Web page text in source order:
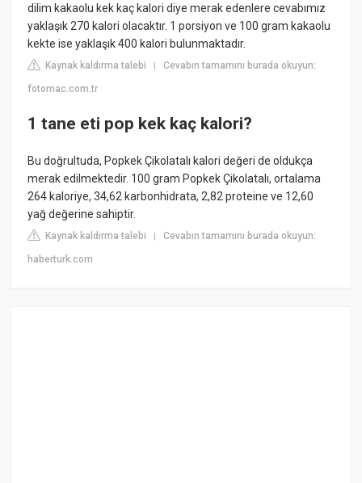
dilim kakaolu kek kaç kalori diye merak edenlere cevabımız
yaklaşık 270 kalori olacaktır. 1 porsiyon ve 100 gram kakaolu
kekte ise yaklaşık 400 kalori bulunmaktadır.
Kaynak kaldırma talebi |Cevabın tamamını burada okuyun:
fotomac.com.tr
1 tane eti pop kek kaç kalori?
Bu doğrultuda, Popkek Çikolatalı kalori değeri de oldukça
merak edilmektedir. 100 gram Popkek Çikolatalı, ortalama
264 kaloriye, 34,62 karbonhidrata, 2,82 proteine ve 12,60
yağ değerine sahiptir.
Kaynak kaldırma talebi |Cevabın tamamını burada okuyun:
haberturk.com